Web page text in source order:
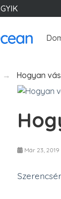
GYIK
Hogyan
Már 23, 2019